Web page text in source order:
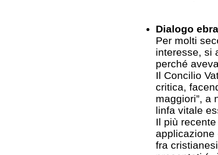
Dialogo
Per molti
interesse, si
perché
Il Concilio
critica,
maggiori”, a
linfa vitale
Il più
applicazione
fra